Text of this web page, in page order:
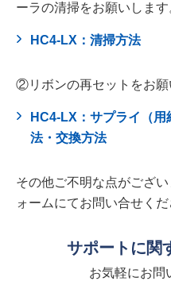
ーラの清掃をお願いします
HC4-LX：清掃方法
②リボンの再セットをお願
HC4-LX：サプライ（
法・交換方法
その他ご不明な点がござ
ォームにてお問い合せくだ
サポートに関
お気軽にお問